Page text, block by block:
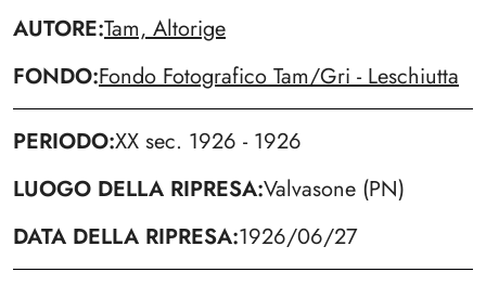
AUTORE Tam, Altorige
FONDO Fondo Fotografico Tam/Gri - Leschiutta
PERIODO XX sec. 1926 - 1926
LUOGO DELLA RIPRESA Valvasone (PN)
DATA DELLA RIPRESA 1926/06/27